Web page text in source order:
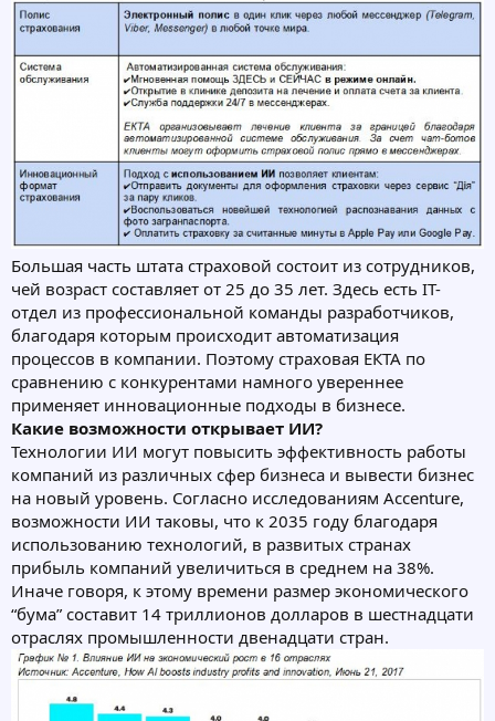
Большая часть штата страховой состоит из сотрудников,
чей возраст составляет от 25 до 35 лет. Здесь есть IT-
отдел из профессиональной команды разработчиков,
благодаря которым происходит автоматизация
процессов в компании. Поэтому страховая ЕКТА по
сравнению с конкурентами намного увереннее
применяет инновационные подходы в бизнесе.
Какие возможности открывает ИИ?
Технологии ИИ могут повысить эффективность работы
компаний из различных сфер бизнеса и вывести бизнес
на новый уровень. Согласно исследованиям Accenture,
возможности ИИ таковы, что к 2035 году благодаря
использованию технологий, в развитых странах
прибыль компаний увеличиться в среднем на 38%.
Иначе говоря, к этому времени размер экономического
“бума” составит 14 триллионов долларов в шестнадцати
отраслях промышленности двенадцати стран.